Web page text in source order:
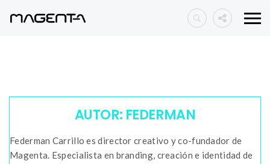
AUTOR: FEDERMAN
Federman Carrillo es director creativo y co-fundador de
Magenta. Especialista en branding, creación e identidad de